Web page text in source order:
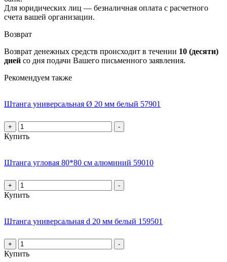
Для юридических лиц — безналичная оплата с расчетного
счета вашей организации.
Возврат
Возврат денежных средств происходит в течении 10 (десяти)
дней со дня подачи Вашего письменного заявления.
Рекомендуем также
Штанга универсальная Ø 20 мм белый 57901
+ -
Купить
Штанга угловая 80*80 см алюминий 59010
+ -
Купить
Штанга универсальная d 20 мм белый 159501
+ -
Купить